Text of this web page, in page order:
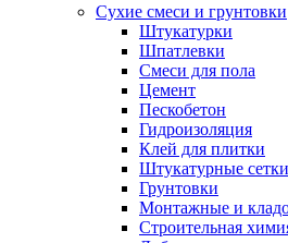
Сухие смеси и грунтовки
Штукатурки
Шпатлевки
Смеси для пола
Цемент
Пескобетон
Гидроизоляция
Клей для плитки
Штукатурные сетки
Грунтовки
Монтажные и
Строительная